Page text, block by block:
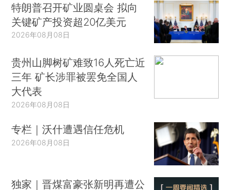
特朗普召开矿业圆桌会 拟向
关键矿产投资超20亿美元
2026年08月08日
贵州山脚树矿难致16人死亡近
三年 矿长涉罪被罢免全国人
大代表
2026年08月08日
专栏｜沃什遭遇信任危机
2026年08月08日
独家｜晋煤富豪张新明再遭公